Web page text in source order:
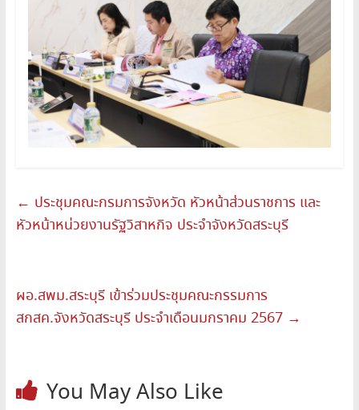
← ประชุมคณะกรมการจังหวัด หัวหน้าส่วนราชการ และ
หัวหน้าหน่วยงานรัฐวิสาหกิจ ประจำจังหวัดสระบุรี
ผอ.สพม.สระบุรี เข้าร่วมประชุมคณะกรรมการ
สกสค.จังหวัดสระบุรี ประจำเดือนมกราคม 2567 →
You May Also Like